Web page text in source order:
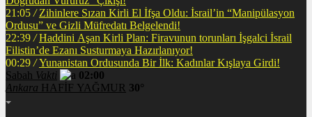
21:05 / Zihinlere Sızan Kirli El İfşa Oldu: İsrail’in “Manipülasyon
Ordusu” ve Gizli Müfredatı Belgelendi!
22:39 / Haddini Aşan Kirli Plan: Firavunun torunları İşgalci İsrail
Filistin’de Ezanı Susturmaya Hazırlanıyor!
00:29 / Yunanistan Ordusunda Bir İlk: Kadınlar Kışlaya Girdi!
Sabah Vakti
02:00
Ankara HAFİF YAĞMUR 30°